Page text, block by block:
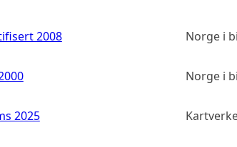
2008 Norge i
Norge i
2025